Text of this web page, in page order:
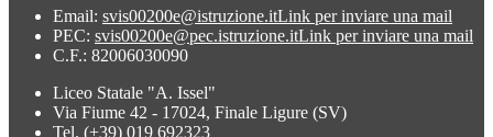
Email: svis00200e@istruzione.itLink per inviare una mail
PEC: svis00200e@pec.istruzione.itLink per inviare una mail
C.F.: 82006030090
Liceo Statale "A. Issel"
Via Fiume 42 - 17024, Finale Ligure (SV)
Tel. (+39) 019 692323